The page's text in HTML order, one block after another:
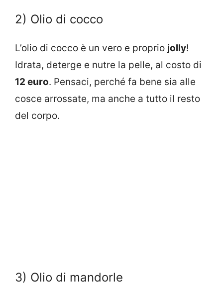
2) Olio di cocco
L’olio di cocco è un vero e proprio jolly!
Idrata, deterge e nutre la pelle, al costo di
12 euro. Pensaci, perché fa bene sia alle
cosce arrossate, ma anche a tutto il resto
del corpo.
3) Olio di mandorle